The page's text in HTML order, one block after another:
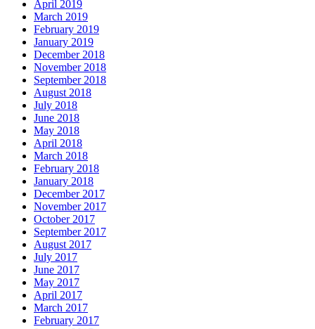
April 2019
March 2019
February 2019
January 2019
December 2018
November 2018
September 2018
August 2018
July 2018
June 2018
May 2018
April 2018
March 2018
February 2018
January 2018
December 2017
November 2017
October 2017
September 2017
August 2017
July 2017
June 2017
May 2017
April 2017
March 2017
February 2017